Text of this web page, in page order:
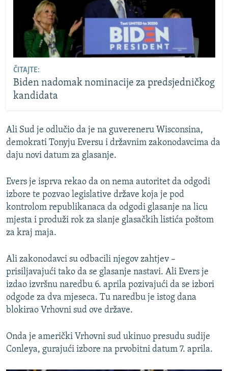
ČITAJTE:
Biden nadomak nominacije za predsjedničkog
kandidata
Ali Sud je odlučio da je na guvereneru Wisconsina,
demokrati Tonyju Eversu i državnim zakonodavcima da
daju novi datum za glasanje.
Evers je isprva rekao da on nema autoritet da odgodi
izbore te pozvao legislative države koja je pod
kontrolom republikanaca da odgodi glasanje na licu
mjesta i produži rok za slanje glasačkih listića poštom
za kraj maja.
Ali zakonodavci su odbacili njegov zahtjev –
prisiljavajući tako da se glasanje nastavi. Ali Evers je
izdao izvršnu naredbu 6. aprila pozivajući da se izbori
odgode za dva mjeseca. Tu naredbu je istog dana
blokirao Vrhovni sud ove države.
Onda je američki Vrhovni sud ukinuo presudu sudije
Conleya, gurajući izbore na prvobitni datum 7. aprila.